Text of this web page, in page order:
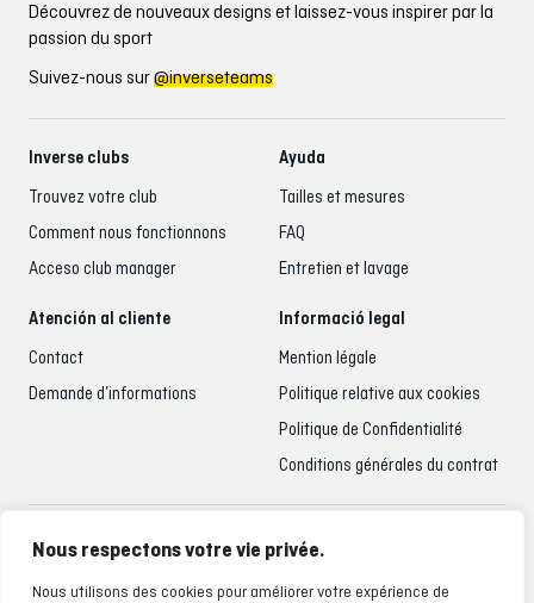
Nous respectons votre vie privée.
Nous utilisons des cookies pour améliorer votre expérience de
Découvrez de nouveaux designs et laissez-vous inspirer par la
passion du sport
Suivez-nous sur@inverseteams
Inverse clubs
Trouvez votre club
Comment nous fonctionnons
Acceso club manager
Ayuda
Tailles et mesures
FAQ
Entretien et lavage
Atención al cliente
Contact
Demande d’informations
Informació legal
Mention légale
Politique relative aux cookies
Politique de Confidentialité
Conditions générales du contrat
Accueil du client